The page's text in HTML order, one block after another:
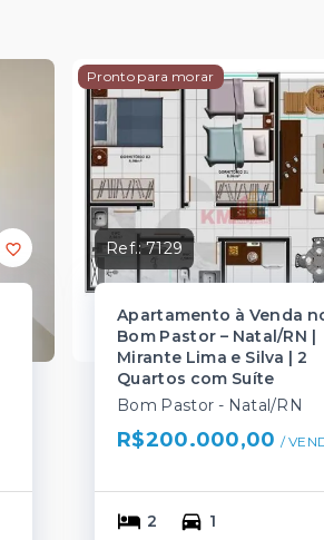
Pronto para morar
Ref.:7129
Apartamento à Venda
Bom Pastor – Natal/RN |
Mirante Lima e Silva | 2
Quartos com Suíte
Bom Pastor - Natal/RN
R$200.000,00 /
2
1